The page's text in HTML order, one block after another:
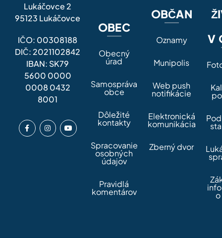
Lukáčovce 2
95123 Lukáčovce
IČO: 00308188
DIČ: 2021102842
IBAN: SK79
5600 0000
0008 0432
8001
OBEC
Obecný
úrad
Samospráva
obce
Dôležité
kontakty
Spracovanie
osobných
údajov
Pravidlá
komentárov
OBČAN
Oznamy
Munipolis
Web push
notifikácie
Elektronická
komunikácia
Zberný dvor
V